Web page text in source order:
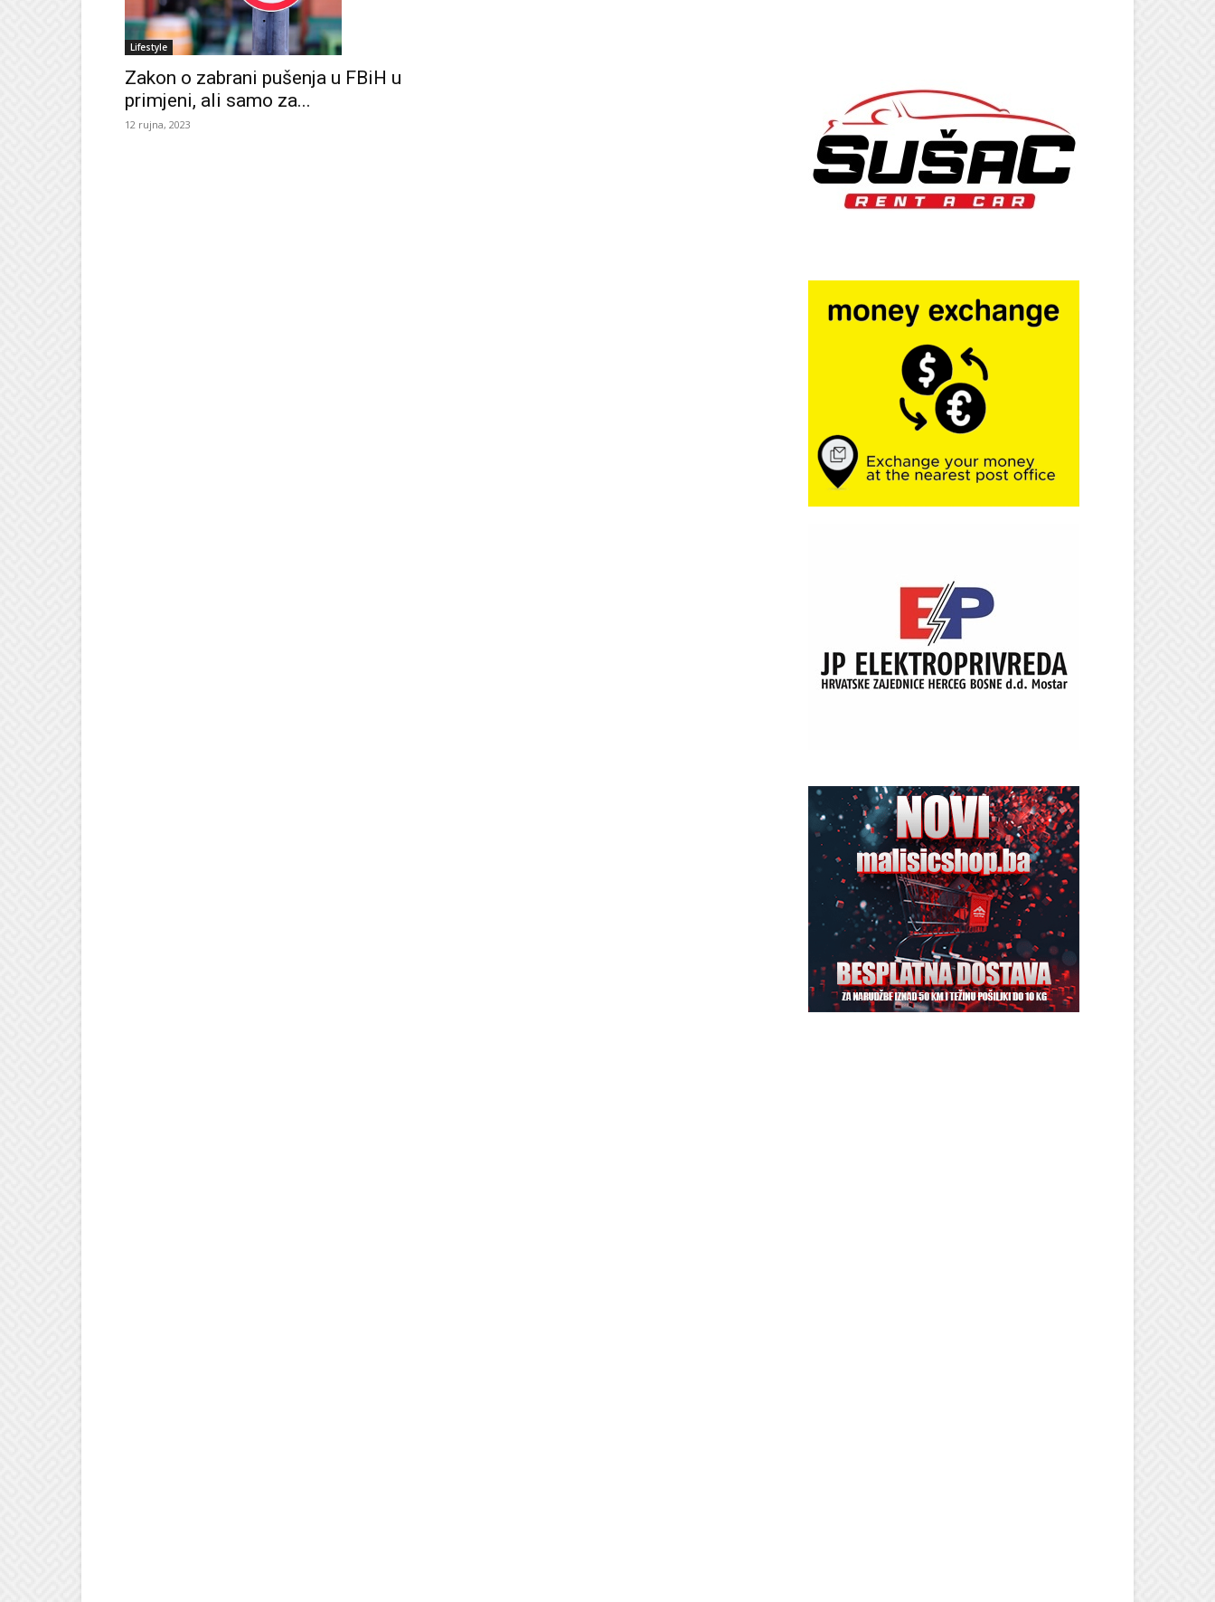
Lifestyle
Zakon o zabrani pušenja u FBiH u
primjeni, ali samo za...
12 rujna, 2023